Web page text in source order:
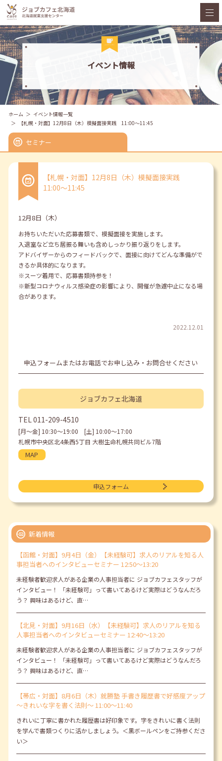
イベント情報
ホーム
イベント情報一覧
【札幌・対面】12月8日（木）模擬面接実践 11:00～11:45
セミナー
【札幌・対面】12月8日（木）模擬面接実践
11:00～11:45
12月8日（木）
お持ちいただいた応募書類で、模擬面接を実施します。
入退室など立ち居振る舞いも含めしっかり振り返りをします。
アドバイザーからのフィードバックで、面接に向けてどんな準備がで
きるか具体的になります。
※スーツ着用で、応募書類持参を！
※新型コロナウィルス感染症の影響により、開催が急遽中止になる場
合があります。
2022.12.01
申込フォームまたはお電話でお申し込み・お問合せください
ジョブカフェ北海道
TEL011-209-4510
[月〜金] 10:30〜19:00 [土] 10:00〜17:00
札幌市中央区北4条西5丁目 大樹生命札幌共同ビル7階
MAP
申込フォーム
新着情報
【函館・対面】9月4日（金）【未経験可】求人のリアルを知る人
事担当者へのインタビューセミナー 12:50～13:20
未経験者歓迎求人がある企業の人事担当者に ジョブカフェスタッフが
インタビュー！ 「未経験可」って書いてあるけど実際はどうなんだろ
う？ 興味はあるけど、直…
【北見・対面】9月16日（水）【未経験可】求人のリアルを知る
人事担当者へのインタビューセミナー 12:40～13:20
未経験者歓迎求人がある企業の人事担当者に ジョブカフェスタッフが
インタビュー！ 「未経験可」って書いてあるけど実際はどうなんだろ
う？ 興味はあるけど、直…
【帯広・対面】8月6日（木）就勝塾 手書き履歴書で好感度アップ
～きれいな字を書く法則～ 11:00～11:40
きれいに丁寧に書かれた履歴書は好印象です。字をきれいに書く法則
を学んで書類つくりに活かしましょう。＜黒ボールペンをご持参くださ
い＞